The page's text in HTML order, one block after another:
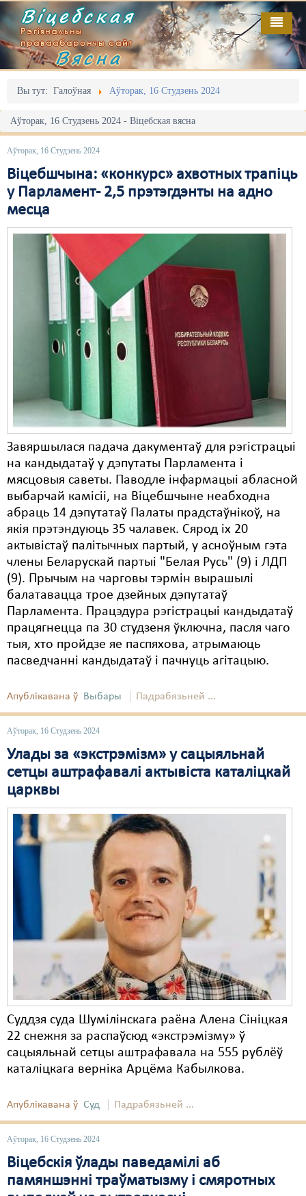
Віцебская
Рэгіянальны
праваабарончы сайт
Вясна
Вы тут: Галоўная Аўторак, 16 Студзень 2024
Аўторак, 16 Студзень 2024 - Віцебская вясна
Аўторак, 16 Студзень 2024
Віцебшчына: «конкурс» ахвотных трапіць
у Парламент- 2,5 прэтэгдэнты на адно
месца
Завяршылася падача дакументаў для рэгістрацыі
на кандыдатаў у дэпутаты Парламента і
мясцовыя саветы. Паводле інфармацыі абласной
выбарчай камісіі, на Віцебшчыне неабходна
абраць 14 дэпутатаў Палаты прадстаўнікоў, на
якія прэтэндуюць 35 чалавек. Сярод іх 20
актывістаў палітычных партый, у асноўным гэта
члены Беларускай партыі "Белая Русь" (9) і ЛДП
(9). Прычым на чарговы тэрмін вырашылі
балатавацца трое дзейных дэпутатаў
Парламента. Працэдура рэгістрацыі кандыдатаў
працягнецца па 30 студзеня ўключна, пасля чаго
тыя, хто пройдзе яе паспяхова, атрымаюць
пасведчанні кандыдатаў і пачнуць агітацыю.
Апублікавана ў Выбары Падрабязьней ...
Аўторак, 16 Студзень 2024
Улады за «экстрэмізм» у сацыяльнай
сетцы аштрафавалі актывіста каталіцкай
царквы
Суддзя суда Шумілінскага раёна Алена Сініцкая
22 снежня за распаўсюд «экстрэмізму» ў
сацыяльнай сетцы аштрафавала на 555 рублёў
каталіцкага верніка Арцёма Кабылкова.
Апублікавана ў Суд Падрабязьней ...
Аўторак, 16 Студзень 2024
Віцебскія ўлады паведамілі аб
памяншэнні траўматызму і смяротных
Галоўная
Адміністрацыйны перасьлед
Акцыі
Выбары
Грамадзянскія ініцыятывы
Дзяржава
Дыскрымінацыя
Затрыманьні
Карная псыхіятрыя
Культурныя правы
Мігранты
Мірныя сходы
Палітвязьні
Праваабаронцы
Правы дзіцяці
Пэнітэнцыярная сыстэма
Распальваньне варожасьці
Рознае
Свабода слова
Свабода сумленьня
Суд
Сьмяротнае пакараньне
Экалёгія
Правы працоўных
Выданьні
Відэа
Пра нас
RSS